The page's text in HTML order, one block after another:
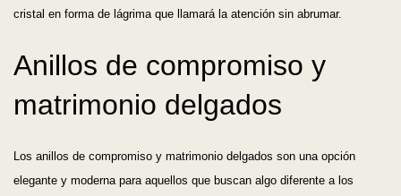
cristal en forma de lágrima que llamará la atención sin abrumar.
Anillos de compromiso y
matrimonio delgados
Los anillos de compromiso y matrimonio delgados son una opción
elegante y moderna para aquellos que buscan algo diferente a los